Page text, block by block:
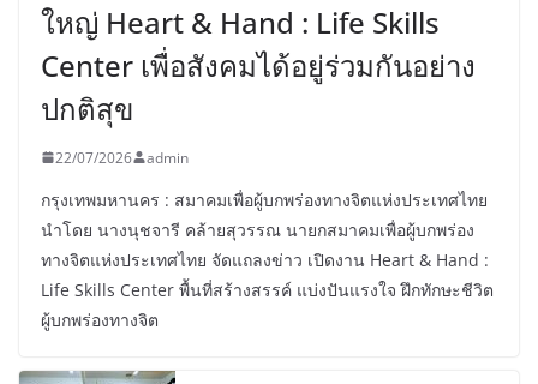
ใหญ่ Heart & Hand : Life Skills
Center เพื่อสังคมได้อยู่ร่วมกันอย่าง
ปกติสุข
22/07/2026 admin
กรุงเทพมหานคร : สมาคมเพื่อผู้บกพร่องทางจิตแห่งประเทศไทย
นำโดย นางนุชจารี คล้ายสุวรรณ นายกสมาคมเพื่อผู้บกพร่อง
ทางจิตแห่งประเทศไทย จัดแถลงข่าว เปิดงาน Heart & Hand :
Life Skills Center พื้นที่สร้างสรรค์ แบ่งปันแรงใจ ฝึกทักษะชีวิต
ผู้บกพร่องทางจิต